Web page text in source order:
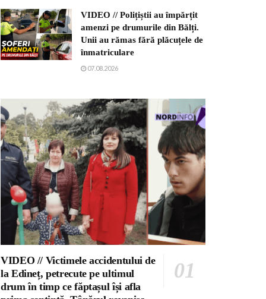
VIDEO // Polițiștii au împărțit
amenzi pe drumurile din Bălți.
Unii au rămas fără plăcuțele de
înmatriculare
07.08.2026
VIDEO // Victimele accidentului de
la Edineț, petrecute pe ultimul
drum în timp ce făptașul își afla